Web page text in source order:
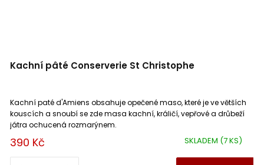
Kachní pâté Conserverie St Christophe
SKLADEM (7 KS)
390 Kč
Kachní paté d'Amiens obsahuje opečené maso, které je ve větších
kouscích a snoubí se zde masa kachní, králičí, vepřové a drůbeží
játra ochucená rozmarýnem.